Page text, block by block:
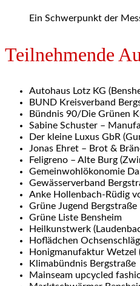
Ein Schwerpunkt der
Teilnehmende
Autohaus Lotz KG
BUND Kreisverband
Bündnis 90/Die Grünen
Sabine Schuster –
Der kleine Luxus GbR
Jonas Ehret – Brot &
Feligreno – Alte Burg
Gemeinwohlökonomie
Gewässerverband
Anke Hollenbach-Rüdig
Grüne Jugend Bergstraße
Grüne Liste Bensheim
Heilkunstwerk
Hoflädchen
Honigmanufaktur Wetzel
Klimabündnis Bergstraße
Mainseam upcycled